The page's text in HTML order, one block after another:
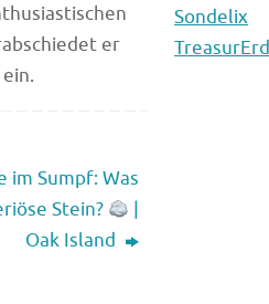
er
im Sumpf: Was
Stein?
Oak Island
Sondelix